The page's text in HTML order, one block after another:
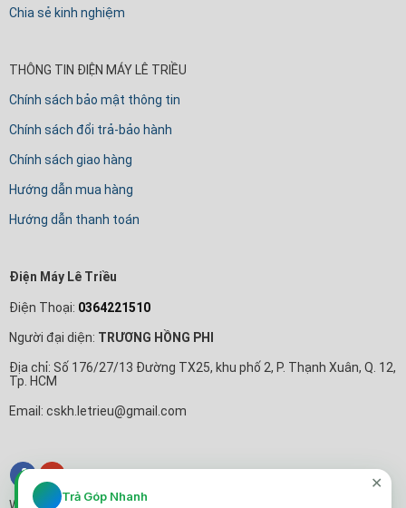
Chia sẻ kinh nghiệm
THÔNG TIN ĐIỆN MÁY LÊ TRIỀU
Chính sách bảo mật thông tin
Chính sách đổi trả-bảo hành
Chính sách giao hàng
Hướng dẫn mua hàng
Hướng dẫn thanh toán
Điện Máy Lê Triều
Điện Thoại: 0364221510
Người đại diện: TRƯƠNG HỒNG PHI
Địa chỉ: Số 176/27/13 Đường TX25, khu phố 2, P. Thạnh Xuân, Q. 12,
Tp. HCM
Email: cskh.letrieu@gmail.com
✕
Trả Góp Nhanh